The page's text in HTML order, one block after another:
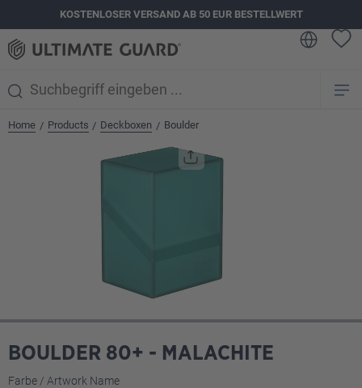
springenKOSTENLOSER VERSAND AB 50 EUR BESTELLWERT
Home / Products / Deckboxen / Boulder
BOULDER 80+ - MALACHITE
Farbe / Artwork Nameauswählen